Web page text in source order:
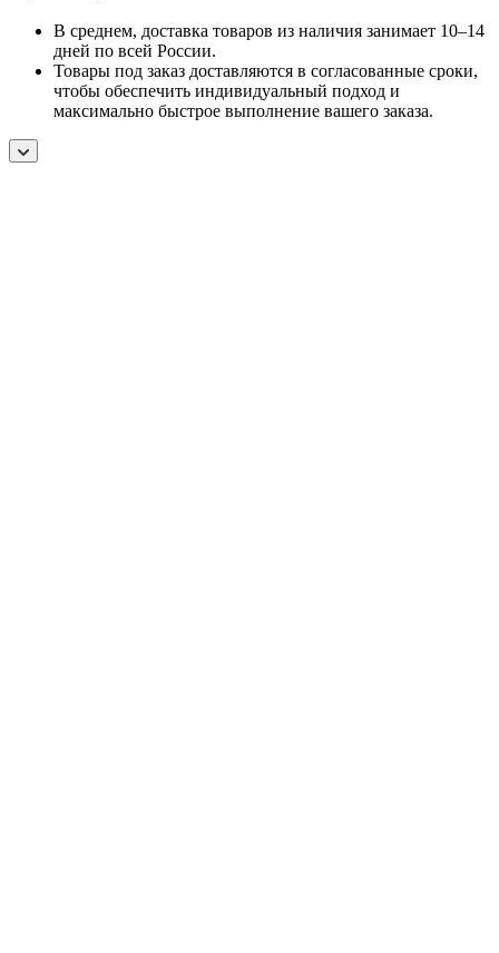
В среднем, доставка товаров из наличия занимает 10–14
дней по всей России.
Товары под заказ доставляются в согласованные сроки,
чтобы обеспечить индивидуальный подход и
максимально быстрое выполнение вашего заказа.